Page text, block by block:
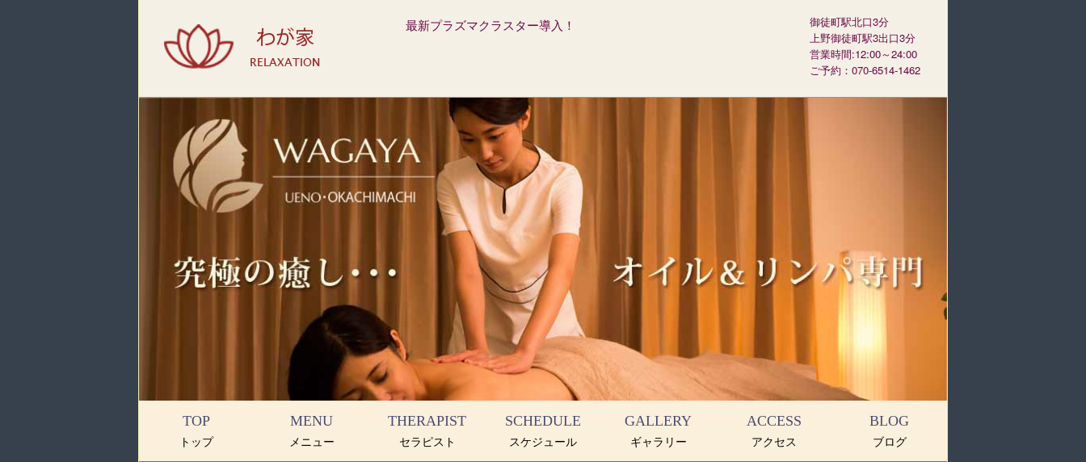
最新プラズマクラスター導入！
御徒町駅北口3分
上野御徒町駅3出口3分
営業時間:12:00～24:00
ご予約：070-6514-1462
TOP
トップ
MENU
メニュー
THERAPIST
セラピスト
SCHEDULE
スケジュール
GALLERY
ギャラリー
ACCESS
アクセス
BLOG
ブログ